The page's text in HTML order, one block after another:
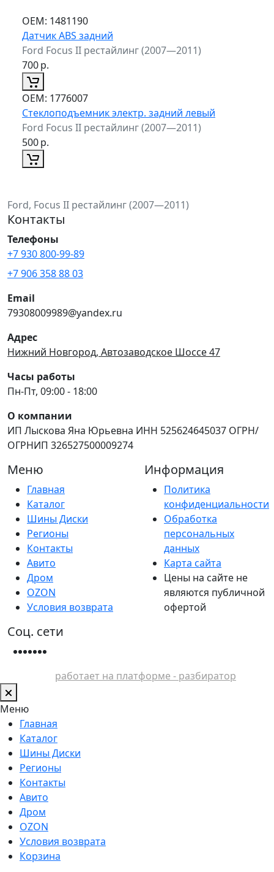
ОЕМ: 1481190
Датчик ABS задний
Ford Focus II рестайлинг (2007—2011)
700р.
ОЕМ: 1776007
Стеклоподъемник электр. задний левый
Ford Focus II рестайлинг (2007—2011)
500р.
Ford, Focus II рестайлинг (2007—2011)
Контакты
Телефоны
+7 930 800-99-89
+7 906 358 88 03
Email
79308009989@yandex.ru
Адрес
Нижний Новгород, Автозаводское Шоссе 47
Часы работы
Пн-Пт, 09:00 - 18:00
О компании
ИП Лыскова Яна Юрьевна ИНН 525624645037 ОГРН/
ОГРНИП 326527500009274
Меню
Главная
Каталог
Шины Диски
Регионы
Контакты
Авито
Дром
OZON
Условия возврата
Информация
Политика
конфиденциальности
Обработка
персональных
данных
Карта сайта
Цены на сайте не
являются публичной
офертой
Соц. сети
работает на платформе - разбиратор
Меню
Главная
Каталог
Шины Диски
Регионы
Контакты
Авито
Дром
OZON
Условия возврата
Корзина